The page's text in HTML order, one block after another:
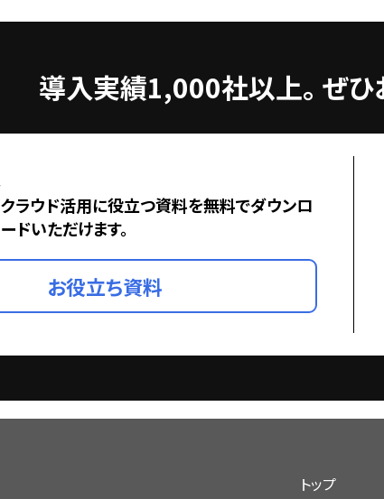
導入実績1,000社以上。 ぜひ
クラウド活用に役立つ資料を無料でダウンロ
ードいただけます。
お役立ち資料
トップ